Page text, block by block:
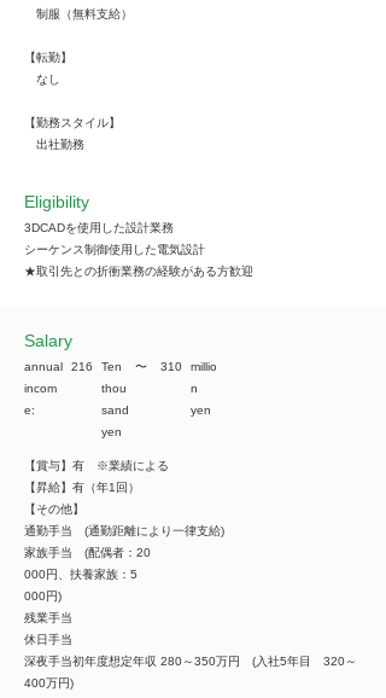
制服（無料支給）
【転勤】
なし
【勤務スタイル】
出社勤務
Eligibility
3DCADを使用した設計業務
シーケンス制御使用した電気設計
★取引先との折衝業務の経験がある方歓迎
​Salary
annual
incom
e:
216
Ten
thou
sand
yen
​〜 310
millio
n
yen
【賞与】有 ※業績による
【昇給】有（年1回）
【その他】
通勤手当 (通勤距離により一律支給)
家族手当 (配偶者：20
000円、扶養家族：5
000円)
残業手当
休日手当
深夜手当初年度想定年収 280～350万円 (入社5年目 320～
400万円)